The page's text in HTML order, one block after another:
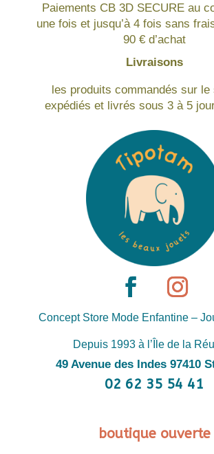
Paiements CB 3D SECURE au
une fois et jusqu’à 4 fois sans
90 € d’achat
Livraisons
les produits commandés sur le
expédiés et livrés sous 3 à 5
Concept Store Mode Enfantine –
Depuis 1993 à l’Île de la
49 Avenue des Indes 97410
02 62 35 54 41
boutique ouverte